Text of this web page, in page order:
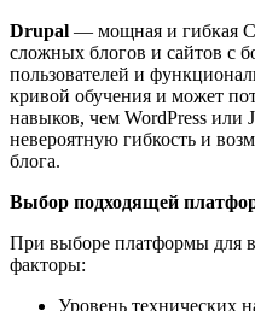
Drupal — мощная и гибкая
сложных блогов и сайтов с
пользователей и
кривой обучения и может
навыков, чем WordPress или
невероятную гибкость и
блога.
Выбор подходящей
При выборе платформы для
факторы:
Уровень технических